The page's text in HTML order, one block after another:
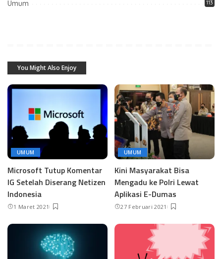
Umum 113
You Might Also Enjoy
UMUM
Microsoft Tutup Komentar
IG Setelah Diserang Netizen
Indonesia
1 Maret 2021
UMUM
Kini Masyarakat Bisa
Mengadu ke Polri Lewat
Aplikasi E-Dumas
27 Februari 2021